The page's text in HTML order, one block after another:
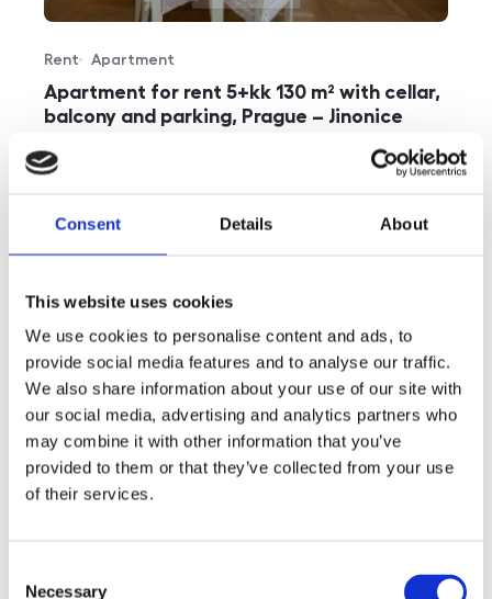
Consent Details About
This website uses cookies
We use cookies to personalise content and ads, to
provide social media features and to analyse our traffic.
We also share information about your use of our site with
our social media, advertising and analytics partners who
may combine it with other information that you’ve
provided to them or that they’ve collected from your use
of their services.
Necessary
Apartment for rent 5+kk 130 m² with cellar,
balcony and parking, Prague – Jinonice
Offer type
Rent
Property type
Apartment
rozměry
disposition
5+kk